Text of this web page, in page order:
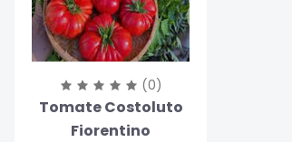
(0)
Tomate Costoluto
Fiorentino